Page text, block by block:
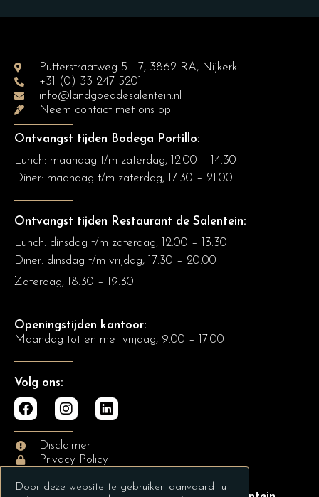
Putterstraatweg 5 - 7, 3862 RA, Nijkerk
+31 (0) 33 247 5201
info@landgoeddesalentein.nl
Neem contact met ons op
Ontvangst tijden Bodega Portillo:
Lunch: maandag t/m zaterdag, 12.00 – 14.30
Diner: maandag t/m zaterdag, 17.30 – 21.00
Ontvangst tijden Restaurant de Salentein:
Lunch: dinsdag t/m zaterdag, 12.00 – 13.30
Diner: dinsdag t/m vrijdag, 17.30 – 20.00
Zaterdag, 18.30 – 19.30
Openingstijden kantoor:
Maandag tot en met vrijdag, 9.00 – 17.00
Volg ons:
Disclaimer
Privacy Policy
Door deze website te gebruiken aanvaardt u